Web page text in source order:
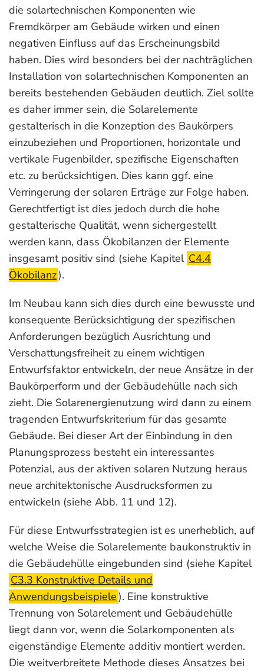
die solartechnischen Komponenten wie
Fremdkörper am Gebäude wirken und einen
negativen Einfluss auf das Erscheinungsbild
haben. Dies wird besonders bei der nachträglichen
Installation von solartechnischen Komponenten an
bereits bestehenden Gebäuden deutlich. Ziel sollte
es daher immer sein, die Solarelemente
gestalterisch in die Konzeption des Baukörpers
einzubeziehen und Proportionen, horizontale und
vertikale Fugenbilder, spezifische Eigenschaften
etc. zu berücksichtigen. Dies kann ggf. eine
Verringerung der solaren Erträge zur Folge haben.
Gerechtfertigt ist dies jedoch durch die hohe
gestalterische Qualität, wenn sichergestellt
werden kann, dass Ökobilanzen der Elemente
insgesamt positiv sind (siehe Kapitel C4.4
Ökobilanz).
Im Neubau kann sich dies durch eine bewusste und
konsequente Berücksichtigung der spezifischen
Anforderungen bezüglich Ausrichtung und
Verschattungsfreiheit zu einem wichtigen
Entwurfsfaktor entwickeln, der neue Ansätze in der
Baukörperform und der Gebäudehülle nach sich
zieht. Die Solarenergienutzung wird dann zu einem
tragenden Entwurfskriterium für das gesamte
Gebäude. Bei dieser Art der Einbindung in den
Planungsprozess besteht ein interessantes
Potenzial, aus der aktiven solaren Nutzung heraus
neue architektonische Ausdrucksformen zu
entwickeln (siehe Abb. 11 und 12).
Für diese Entwurfsstrategien ist es unerheblich, auf
welche Weise die Solarelemente baukonstruktiv in
die Gebäudehülle eingebunden sind (siehe Kapitel
C3.3 Konstruktive Details und
Anwendungsbeispiele). Eine konstruktive
Trennung von Solarele­ment und Gebäudehülle
liegt dann vor, wenn die Solarkomponenten als
eigenständige Elemente additiv montiert werden.
Die weit­verbreitete Methode dieses Ansatzes bei